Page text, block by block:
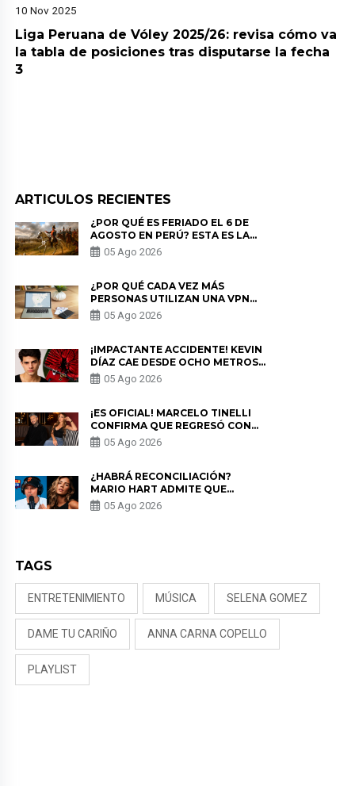
10 Nov 2025
Liga Peruana de Vóley 2025/26: revisa cómo va
la tabla de posiciones tras disputarse la fecha
3
ARTICULOS RECIENTES
¿POR QUÉ ES FERIADO EL 6 DE
AGOSTO EN PERÚ? ESTA ES LA
HISTORIA
05 Ago 2026
¿POR QUÉ CADA VEZ MÁS
PERSONAS UTILIZAN UNA VPN
PARA PROTEGER SU
PRIVACIDAD?
05 Ago 2026
¡IMPACTANTE ACCIDENTE! KEVIN
DÍAZ CAE DESDE OCHO METROS
EN “ESTO ES GUERRA” Y GENERA
PREOCUPACIÓN
05 Ago 2026
¡ES OFICIAL! MARCELO TINELLI
CONFIRMA QUE REGRESÓ CON
MILETT FIGUEROA: “EL AMOR
PUDO MÁS”
05 Ago 2026
¿HABRÁ RECONCILIACIÓN?
MARIO HART ADMITE QUE
PODRÍA VOLVER CON KORINA
RIVADENEIRA: “NO LE CERRARÍA
05 Ago 2026
TAGS
ENTRETENIMIENTO MÚSICA SELENA GOMEZ
DAME TU CARIÑO ANNA CARNA COPELLO
PLAYLIST